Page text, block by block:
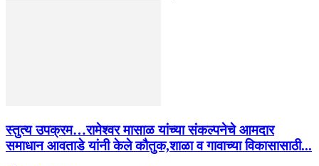
स्तुत्य उपक्रम…रामेश्वर मासाळ यांच्या संकल्पनेचे आमदार
समाधान आवताडे यांनी केले कौतुक,शाळा व गावाच्या विकासासाठी...